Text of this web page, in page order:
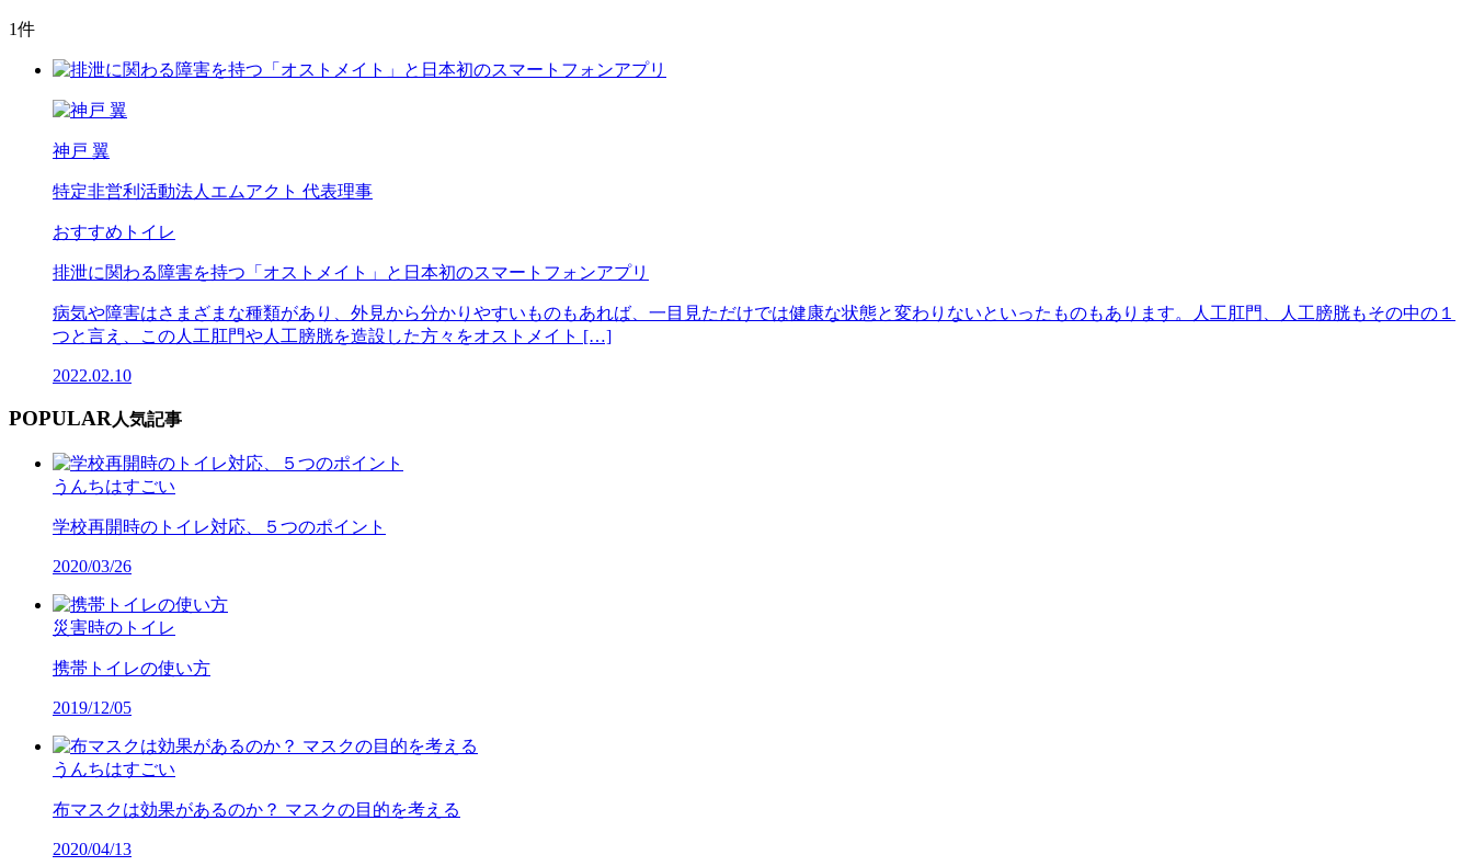
1件
神戸 翼
特定非営利活動法人エムアクト 代表理事
おすすめトイレ
排泄に関わる障害を持つ「オストメイト」と日本初のスマートフォンアプリ
病気や障害はさまざまな種類があり、外見から分かりやすいものもあれば、一目見ただけでは健康な状態と変わりないといったものもあります。人工肛門、人工膀胱もその中の１
つと言え、この人工肛門や人工膀胱を造設した方々をオストメイト […]
2022.02.10
POPULAR 人気記事
うんちはすごい
学校再開時のトイレ対応、５つのポイント
2020/03/26
災害時のトイレ
携帯トイレの使い方
2019/12/05
うんちはすごい
布マスクは効果があるのか？ マスクの目的を考える
2020/04/13